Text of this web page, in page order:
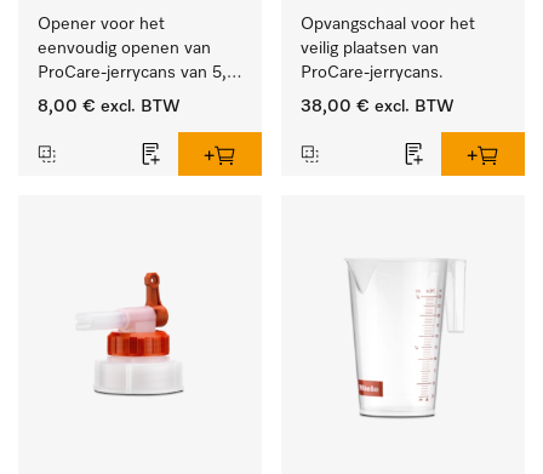
Opener voor het
eenvoudig openen van
ProCare-jerrycans van 5,
10 en 20 l.
8,00 € excl. BTW
Opvangschaal voor het
veilig plaatsen van
ProCare-jerrycans.
38,00 € excl. BTW